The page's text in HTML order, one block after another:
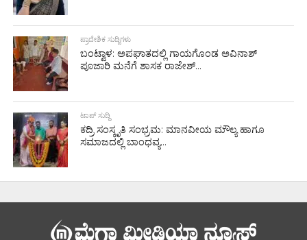
ಪ್ರಾದೇಶಿಕ ಸುದ್ದಿಗಳು
ಬಂಟ್ವಾಳ: ಅಪಘಾತದಲ್ಲಿ ಗಾಯಗೊಂಡ ಅವಿನಾಶ್
ಪೂಜಾರಿ ಮನೆಗೆ ಶಾಸಕ ರಾಜೇಶ್...
ಟಾಪ್ ಸುದ್ದಿ
ಕದ್ರಿ ಸಂಸ್ಕೃತಿ ಸಂಭ್ರಮ: ಮಾನವೀಯ ಮೌಲ್ಯ ಹಾಗೂ
ಸಮಾಜದಲ್ಲಿ ಬಾಂಧವ್ಯ...